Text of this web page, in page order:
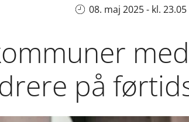
08. maj 2025 - kl. 23.05
på